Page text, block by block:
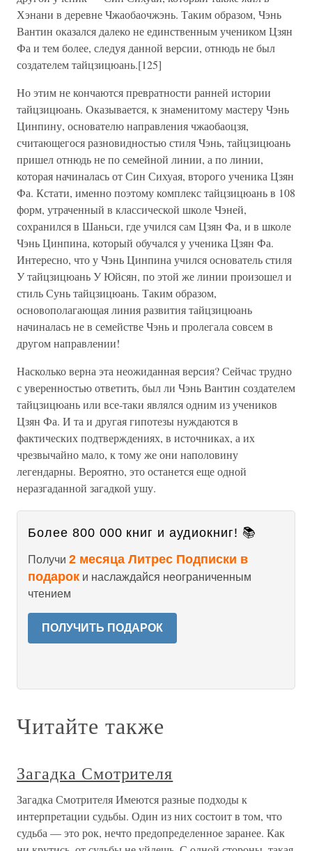
Хэнани в деревне Чжаобаочжэнь. Таким образом, Чэнь
Вантин оказался далеко не единственным учеником Цзян
Фа и тем более, следуя данной версии, отнюдь не был
создателем тайцзицюань.[125]
Но этим не кончаются превратности ранней истории
тайцзицюань. Оказывается, к знаменитому мастеру Чэнь
Цинпину, основателю направления чжаобаоцзя,
считающегося разновидностью стиля Чэнь, тайцзицюань
пришел отнюдь не по семейной линии, а по линии,
которая начиналась от Син Сихуая, второго ученика Цзян
Фа. Кстати, именно поэтому комплекс тайцзицюань в 108
форм, утраченный в классической школе Чэней,
сохранился в Шаньси, где учился сам Цзян Фа, и в школе
Чэнь Цинпина, который обучался у ученика Цзян Фа.
Интересно, что у Чэнь Цинпина учился основатель стиля
У тайцзицюань У Юйсян, по этой же линии произошел и
стиль Сунь тайцзицюань. Таким образом,
основополагающая линия развития тайцзицюань
начиналась не в семействе Чэнь и пролегала совсем в
другом направлении!
Насколько верна эта неожиданная версия? Сейчас трудно
с уверенностью ответить, был ли Чэнь Вантин создателем
тайцзицюань или все-таки являлся одним из учеников
Цзян Фа. И та и другая гипотезы нуждаются в
фактических подтверждениях, в источниках, а их
чрезвычайно мало, к тому же они наполовину
легендарны. Вероятно, это останется еще одной
неразгаданной загадкой ушу.
Более 800 000 книг и аудиокниг! 📚
Получи 2 месяца Литрес Подписки в
подарок и наслаждайся неограниченным
чтением
ПОЛУЧИТЬ ПОДАРОК
Читайте также
Загадка Смотрителя
Загадка Смотрителя Имеются разные подходы к
интерпретации судьбы. Один из них состоит в том, что
судьба — это рок, нечто предопределенное заранее. Как